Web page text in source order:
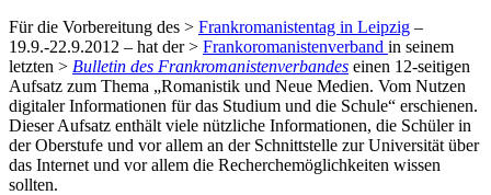
Für die Vorbereitung des > Frankromanistentag in Leipzig –
19.9.-22.9.2012 – hat der > Frankoromanistenverband in seinem
letzten > Bulletin des Frankromanistenverbandes einen 12-seitigen
Aufsatz zum Thema „Romanistik und Neue Medien. Vom Nutzen
digitaler Informationen für das Studium und die Schule“ erschienen.
Dieser Aufsatz enthält viele nützliche Informationen, die Schüler in
der Oberstufe und vor allem an der Schnittstelle zur Universität über
das Internet und vor allem die Recherchemöglichkeiten wissen
sollten.